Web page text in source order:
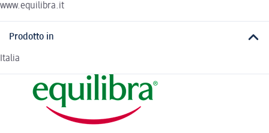
www.equilibra.it
Prodotto in
Italia